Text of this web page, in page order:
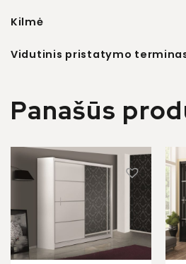
Kilmė
Vidutinis pristatymo
Panašūs